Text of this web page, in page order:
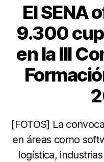
El SENA
9.300
en la III
[FOTOS] La
en áreas como
logística,